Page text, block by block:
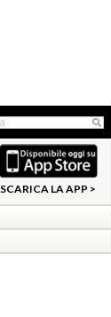
SCARICA LA APP >